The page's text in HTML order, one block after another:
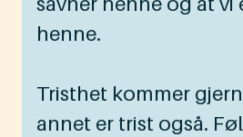
henne.
Tristhet kommer
annet er trist også.